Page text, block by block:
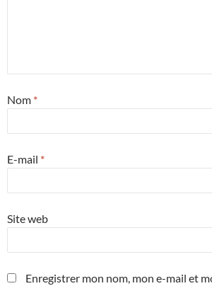
Nom *
E-mail *
Site web
Enregistrer mon nom, mon e-mail et